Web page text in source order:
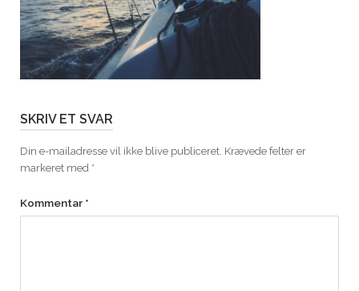
SKRIV ET SVAR
Din e-mailadresse vil ikke blive publiceret. Krævede felter er
markeret med *
Kommentar *